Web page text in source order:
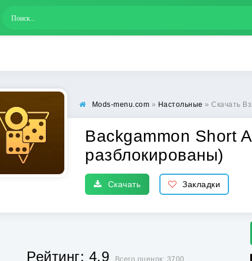
Mods-menu.com » Настольные » Скачать
Backgammon Short
разблокированы)
Скачать Закладки
Рейтинг: 4.9 Всего оценок: 3700